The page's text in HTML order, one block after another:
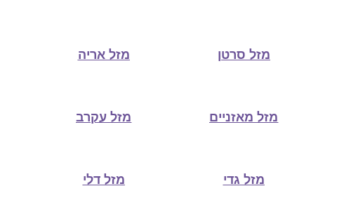
מזל סרטן מזל אריה
מזל מאזניים מזל עקרב
מזל גדי מזל דלי